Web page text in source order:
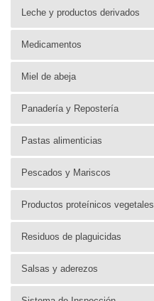
Leche y productos derivados
Medicamentos
Miel de abeja
Panadería y Repostería
Pastas alimenticias
Pescados y Mariscos
Productos proteínicos vegetales
Residuos de plaguicidas
Salsas y aderezos